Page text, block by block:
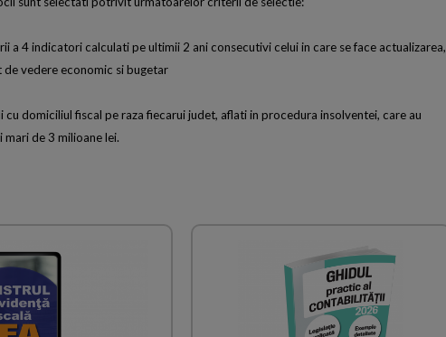
a 4 indicatori calculati pe ultimii 2 ani consecutivi celui in care se face actualizarea,
vedere economic si bugetar
cu domiciliul fiscal pe raza fiecarui judet, aflati in procedura insolventei, care au
mari de 3 milioane lei.